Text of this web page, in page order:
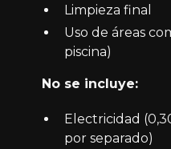
Limpieza final
Uso de áreas
piscina)
No se incluye:
Electricidad
por separado)